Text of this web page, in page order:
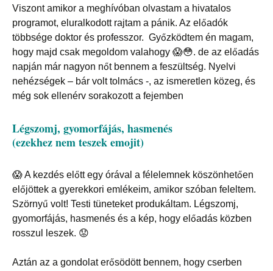
Viszont amikor a meghívóban olvastam a hivatalos
programot, eluralkodott rajtam a pánik. Az előadók
többsége doktor és professzor. Győzködtem én magam,
hogy majd csak megoldom valahogy 😱😳. de az előadás
napján már nagyon nőt bennem a feszültség. Nyelvi
nehézségek – bár volt tolmács -, az ismeretlen közeg, és
még sok ellenérv sorakozott a fejemben
Légszomj, gyomorfájás, hasmenés
(ezekhez nem teszek emojit)
😱A kezdés előtt egy órával a félelemnek köszönhetően
előjöttek a gyerekkori emlékeim, amikor szóban feleltem.
Szörnyű volt! Testi tüneteket produkáltam. Légszomj,
gyomorfájás, hasmenés és a kép, hogy előadás közben
rosszul leszek. 😟
Aztán az a gondolat erősödött bennem, hogy cserben